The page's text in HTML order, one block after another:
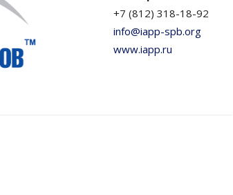
+7 (812) 318-18-92
info@iapp-spb.org
www.iapp.ru